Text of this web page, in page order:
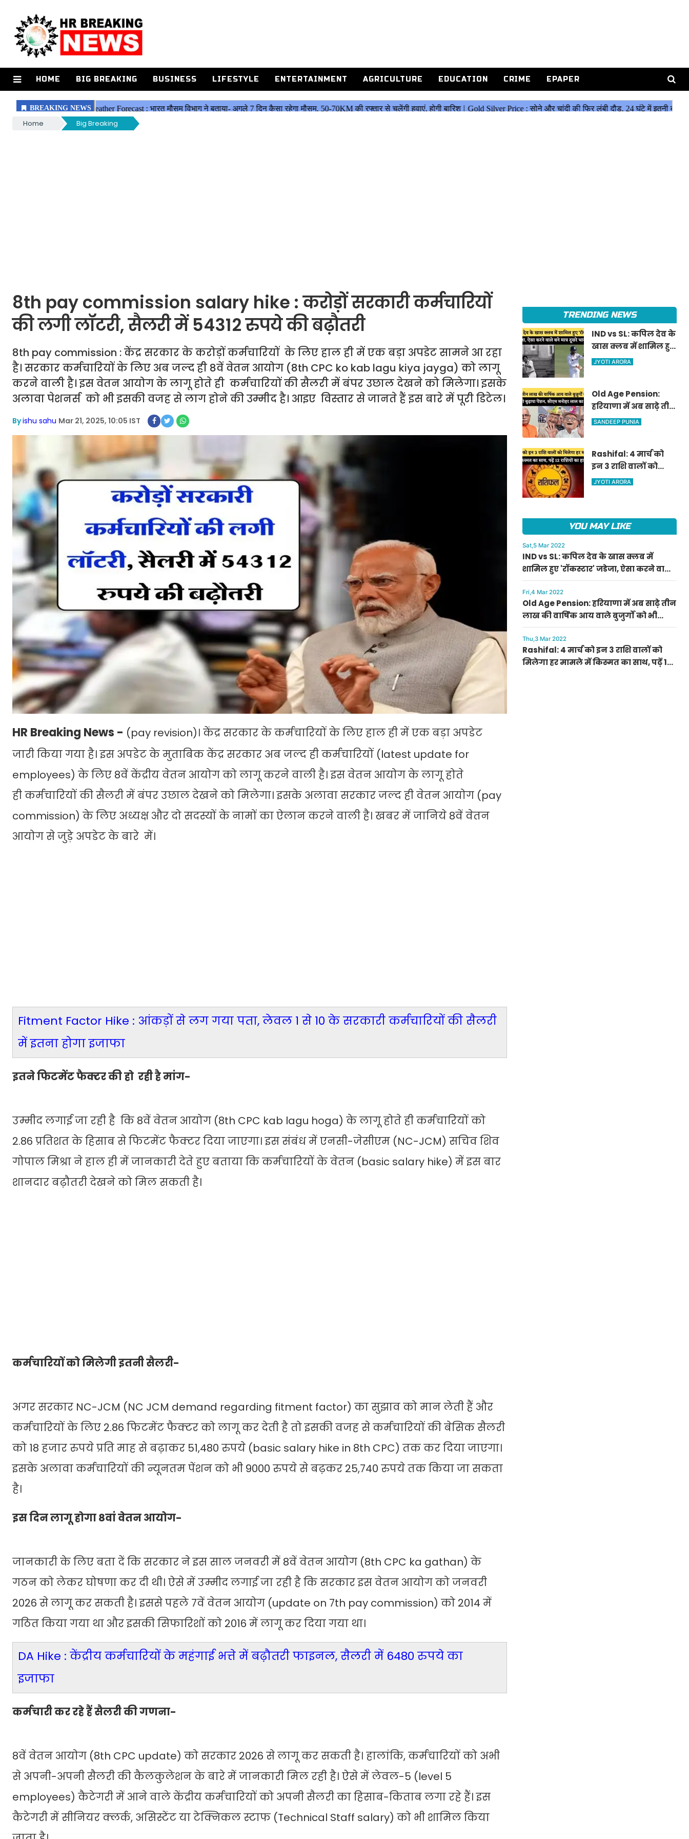
HOME BIG BREAKING BUSINESS LIFESTYLE ENTERTAINMENT AGRICULTURE EDUCATION CRIME EPAPER
Home Big Breaking
8th pay commission salary hike : करोड़ों सरकारी कर्मचारियों
की लगी लॉटरी, सैलरी में 54312 रुपये की बढ़ौतरी
8th pay commission : केंद्र सरकार के करोड़ों कर्मचारियों के लिए हाल ही में एक बड़ा अपडेट सामने आ रहा
है। सरकार कर्मचारियों के लिए अब जल्द ही 8वें वेतन आयोग (8th CPC ko kab lagu kiya jayga) को लागू
करने वाली है। इस वेतन आयोग के लागू होते ही कर्मचारियों की सैलरी में बंपर उछाल देखने को मिलेगा। इसके
अलावा पेशनर्स को भी इसकी वजह से लाग होने की उम्मीद है। आइए विस्तार से जानते हैं इस बारे में पूरी डिटेल।
Byishu sahu Mar 21, 2025, 10:05 IST
HR Breaking News - (pay revision)। केंद्र सरकार के कर्मचारियों के लिए हाल ही में एक बड़ा अपडेट
जारी किया गया है। इस अपडेट के मुताबिक केंद्र सरकार अब जल्द ही कर्मचारियों (latest update for
employees) के लिए 8वें केंद्रीय वेतन आयोग को लागू करने वाली है। इस वेतन आयोग के लागू होते
ही कर्मचारियों की सैलरी में बंपर उछाल देखने को मिलेगा। इसके अलावा सरकार जल्द ही वेतन आयोग (pay
commission) के लिए अध्यक्ष और दो सदस्यों के नामों का ऐलान करने वाली है। खबर में जानिये 8वें वेतन
आयोग से जुड़े अपडेट के बारे में।
Fitment Factor Hike : आंकड़ों से लग गया पता, लेवल 1 से 10 के सरकारी कर्मचारियों की सैलरी
में इतना होगा इजाफा
इतने फिटमेंट फैक्टर की हो रही है मांग-
उम्मीद लगाई जा रही है कि 8वें वेतन आयोग (8th CPC kab lagu hoga) के लागू होते ही कर्मचारियों को
2.86 प्रतिशत के हिसाब से फिटमेंट फैक्टर दिया जाएगा। इस संबंध में एनसी-जेसीएम (NC-JCM) सचिव शिव
गोपाल मिश्रा ने हाल ही में जानकारी देते हुए बताया कि कर्मचारियों के वेतन (basic salary hike) में इस बार
शानदार बढ़ौतरी देखने को मिल सकती है।
कर्मचारियों को मिलेगी इतनी सैलरी-
अगर सरकार NC-JCM (NC JCM demand regarding fitment factor) का सुझाव को मान लेती हैं और
कर्मचारियों के लिए 2.86 फिटमेंट फैक्टर को लागू कर देती है तो इसकी वजह से कर्मचारियों की बेसिक सैलरी
को 18 हजार रुपये प्रति माह से बढ़ाकर 51,480 रुपये (basic salary hike in 8th CPC) तक कर दिया जाएगा।
इसके अलावा कर्मचारियों की न्यूनतम पेंशन को भी 9000 रुपये से बढ़कर 25,740 रुपये तक किया जा सकता
है।
इस दिन लागू होगा 8वां वेतन आयोग-
जानकारी के लिए बता दें कि सरकार ने इस साल जनवरी में 8वें वेतन आयोग (8th CPC ka gathan) के
गठन को लेकर घोषणा कर दी थी। ऐसे में उम्मीद लगाई जा रही है कि सरकार इस वेतन आयोग को जनवरी
2026 से लागू कर सकती है। इससे पहले 7वें वेतन आयोग (update on 7th pay commission) को 2014 में
गठित किया गया था और इसकी सिफारिशों को 2016 में लागू कर दिया गया था।
DA Hike : केंद्रीय कर्मचारियों के महंगाई भत्ते में बढ़ौतरी फाइनल, सैलरी में 6480 रुपये का
इजाफा
कर्मचारी कर रहे हैं सैलरी की गणना-
8वें वेतन आयोग (8th CPC update) को सरकार 2026 से लागू कर सकती है। हालांकि, कर्मचारियों को अभी
से अपनी-अपनी सैलरी की कैलकुलेशन के बारे में जानकारी मिल रही है। ऐसे में लेवल-5 (level 5
employees) कैटेगरी में आने वाले केंद्रीय कर्मचारियों को अपनी सैलरी का हिसाब-किताब लगा रहे हैं। इस
कैटेगरी में सीनियर क्लर्क, असिस्टेंट या टेक्निकल स्टाफ (Technical Staff salary) को भी शामिल किया
TRENDING NEWS
IND vs SL: कपिल देव के
खास क्लब में शामिल हुए
'रॉकस्टार' जडेजा, ऐसा
JYOTI ARORA
Old Age Pension:
हरियाणा में अब साढ़े तीन
लाख की वार्षिक आय
सीएम मनोहर लाल का
ऐलान
SANDEEP PUNIA
Rashifal: 4 मार्च को
इन 3 राशि वालों को
मिलेगा हर मामले में
JYOTI ARORA
YOU MAY LIKE
Sat,5 Mar 2022
IND vs SL: कपिल देव के खास क्लब में
शामिल हुए 'रॉकस्टार' जडेजा, ऐसा करने वाले
बने मात्र दूसरे भारतीय
Fri,4 Mar 2022
Old Age Pension: हरियाणा में अब साढ़े तीन
लाख की वार्षिक आय वाले बुजुर्गों को भी
मिलेगी बुढ़ापा पेंशन, सीएम मनोहर लाल का
ऐलान
Thu,3 Mar 2022
Rashifal: 4 मार्च को इन 3 राशि वालों को
मिलेगा हर मामले में किस्मत का साथ, पढ़ें 12